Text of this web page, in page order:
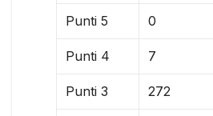
Punti 5 0
Punti 4 7
Punti 3 272